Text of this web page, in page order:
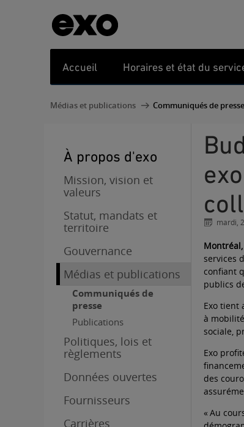
Accueil Horaires et état du
Médias et publications Communiqués de presse
À propos d'exo
Mission, vision et
valeurs
Statut, mandats et
territoire
Gouvernance
Médias et publications
Communiqués de
presse
Publications
Politiques, lois et
règlements
Données ouvertes
Fournisseurs
Carrières
Budget 2023-2024 du gouvernement du Québec -
mardi,
services
confiant
publics
Exo tient
à
sociale,
Exo
des
« Au